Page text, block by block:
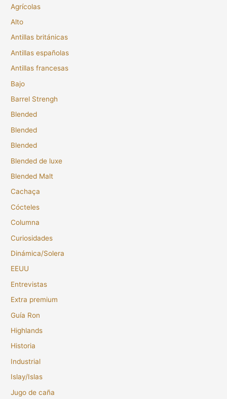
Agrícolas
Alto
Antillas británicas
Antillas españolas
Antillas francesas
Bajo
Barrel Strengh
Blended
Blended
Blended
Blended de luxe
Blended Malt
Cachaça
Cócteles
Columna
Curiosidades
Dinámica/Solera
EEUU
Entrevistas
Extra premium
Guía Ron
Highlands
Historia
Industrial
Islay/Islas
Jugo de caña